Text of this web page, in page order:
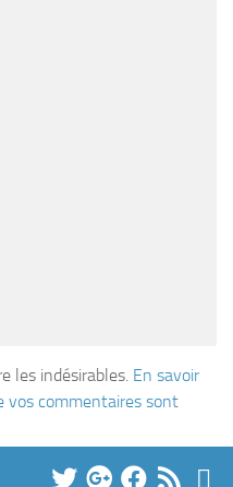
les indésirables. En savoir
vos commentaires sont